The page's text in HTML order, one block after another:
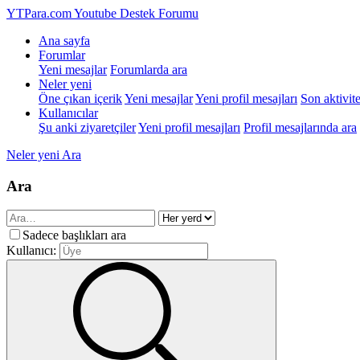
YTPara.comYoutube Destek Forumu
Ana sayfa
Forumlar
Yeni mesajlar Forumlarda ara
Neler yeni
Öne çıkan içerikYeni mesajlarYeni profil mesajları Son
Kullanıcılar
Şu anki ziyaretçilerYeni profil mesajları Profil mesajlarında ara
Neler yeni Ara
Ara
Sadece başlıkları ara
Kullanıcı: